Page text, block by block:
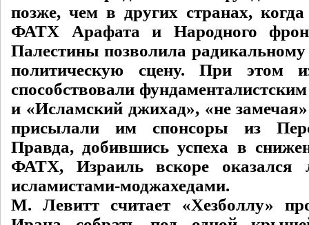
позже, чем в других странах, когда
ФАТХ Арафата и Народного
Палестины позволила
политическую сцену. При этом
способствовали
и «Исламский джихад», «не
присылали им спонсоры из
Правда, добившись успеха в
ФАТХ, Израиль вскоре
исламистами-моджахедами.
М. Левитт считает «Хезболлу»